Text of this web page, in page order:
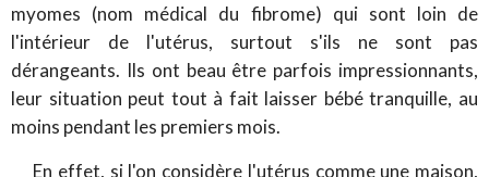
myomes (nom médical du fibrome) qui sont loin de
l'intérieur de l'utérus, surtout s'ils ne sont pas
dérangeants. Ils ont beau être parfois impressionnants,
leur situation peut tout à fait laisser bébé tranquille, au
moins pendant les premiers mois.
En effet, si l'on considère l'utérus comme une maison,